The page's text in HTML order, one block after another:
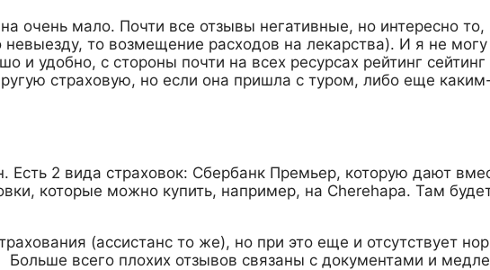
очень мало. Почти все отзывы негативные, но интересно то,
то возмещение расходов на лекарства). И я не могу
и удобно, с стороны почти на всех ресурсах рейтинг
страховую, но если она пришла с туром, либо еще
2 вида страховок: Сбербанк Премьер, которую дают
которые можно купить, например, на Cherehapa. Там
(ассистанс то же), но при это еще и отсутствует
всего плохих отзывов связаны с документами и